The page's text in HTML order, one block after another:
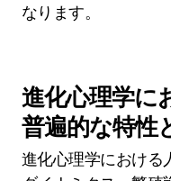
なります。